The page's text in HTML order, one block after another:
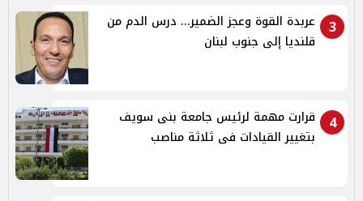
3
عربدة القوة وعجز الضمير... درس الدم من
قلنديا إلى جنوب لبنان
4
قرارت مهمة لرئيس جامعة بنى سويف
بتغيير القيادات فى ثلاثة مناصب